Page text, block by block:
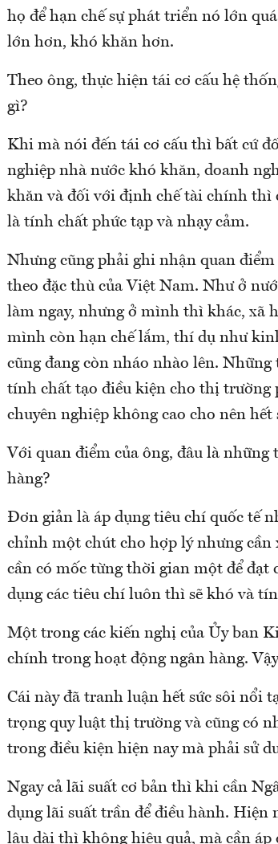
họ để hạn chế sự phát triển nó lớn
lớn hơn, khó khăn hơn.
Theo ông, thực hiện tái cơ cấu hệ
gì?
Khi mà nói đến tái cơ cấu thì bất cứ
nghiệp nhà nước khó khăn, doanh
khăn và đối với định chế tài chính thì
là tính chất phức tạp và nhạy cảm.
Nhưng cũng phải ghi nhận quan
theo đặc thù của Việt Nam. Như ở
làm ngay, nhưng ở mình thì khác, xã
mình còn hạn chế lắm, thí dụ như
cũng đang còn nháo nhào lên.
tính chất tạo điều kiện cho thị
chuyên nghiệp không cao cho nên hết
Với quan điểm của ông, đâu là
hàng?
Đơn giản là áp dụng tiêu chí quốc tế
chỉnh một chút cho hợp lý nhưng cần
cần có mốc từng thời gian một để đạt
dụng các tiêu chí luôn thì sẽ khó và
Một trong các kiến nghị của Ủy ban
chính trong hoạt động ngân hàng.
Cái này đã tranh luận hết sức sôi nổi
trọng quy luật thị trường và cũng có
trong điều kiện hiện nay mà phải sử
Ngay cả lãi suất cơ bản thì khi cần
dụng lãi suất trần để điều hành.
lâu dài thì không hiệu quả, mà cần áp